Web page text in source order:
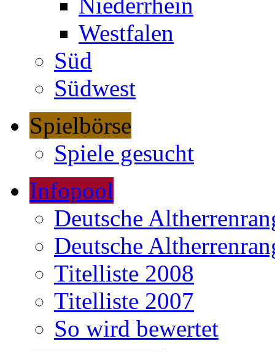
Niederrhein
Westfalen
Süd
Südwest
Spielbörse
Spiele gesucht
Infopool
Deutsche
Deutsche
Titelliste 2008
Titelliste 2007
So wird bewertet